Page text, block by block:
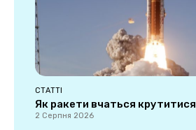
СТАТТІ
Як ракети вчаться крутитися
2 Серпня 2026